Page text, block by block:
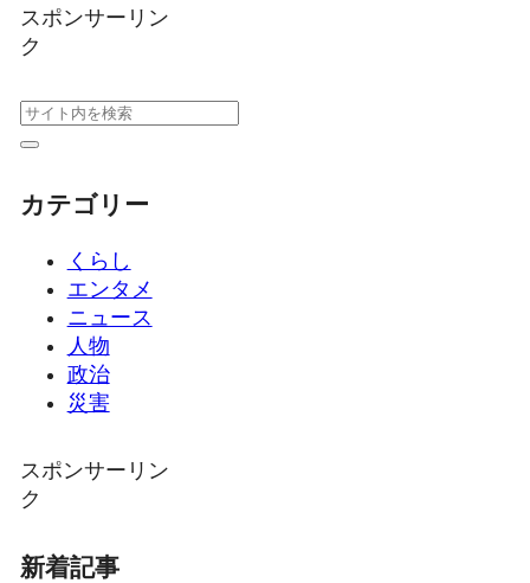
スポンサーリン
ク
カテゴリー
くらし
エンタメ
ニュース
人物
政治
災害
スポンサーリン
ク
新着記事